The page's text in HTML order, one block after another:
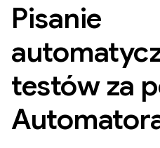
Pisanie
testów za